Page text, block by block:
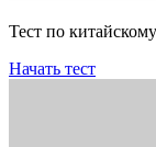
Тест по
Начать тест